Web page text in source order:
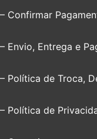
– Confirmar
– Envio, Entrega e
– Política de Troca,
– Política de